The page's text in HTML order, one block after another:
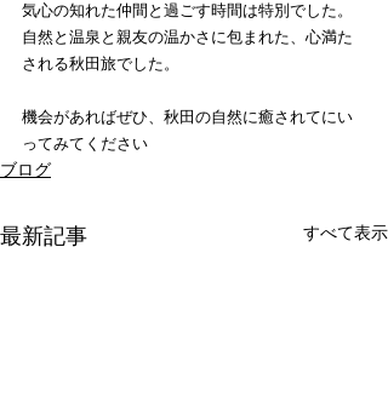
気心の知れた仲間と過ごす時間は特別でした。
自然と温泉と親友の温かさに包まれた、心満た
される秋田旅でした。
機会があればぜひ、秋田の自然に癒されてにい
ってみてください
ブログ
最新記事 すべて表示